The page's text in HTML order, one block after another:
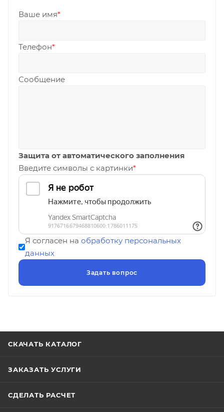
Ваше имя*
Телефон*
Сообщение
Защита от автоматического заполнения
Введите символы с картинки*
Я согласен на обработку персональных
данных
СКАЧАТЬ КАТАЛОГ
ЗАКАЗАТЬ УСЛУГИ
СДЕЛАТЬ РАСЧЕТ